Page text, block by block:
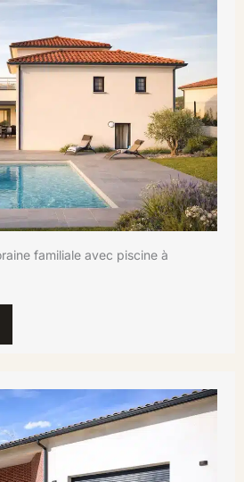
familiale avec piscine à